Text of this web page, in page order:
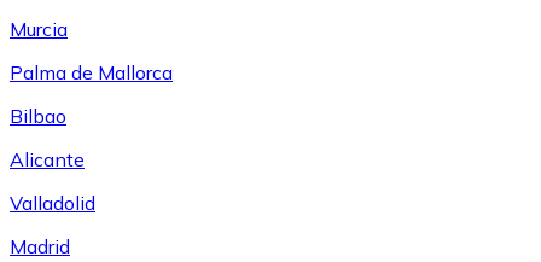
Murcia
Palma de Mallorca
Bilbao
Alicante
Valladolid
Madrid